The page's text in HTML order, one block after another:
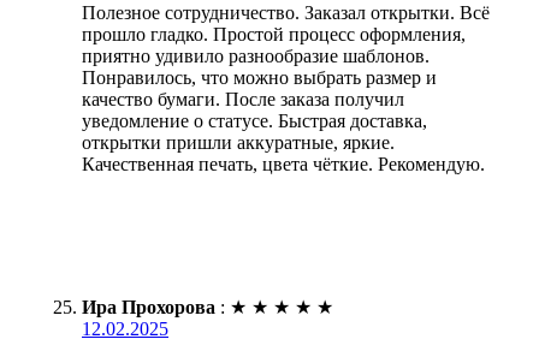
Полезное сотрудничество. Заказал открытки. Всё
прошло гладко. Простой процесс оформления,
приятно удивило разнообразие шаблонов.
Понравилось, что можно выбрать размер и
качество бумаги. После заказа получил
уведомление о статусе. Быстрая доставка,
открытки пришли аккуратные, яркие.
Качественная печать, цвета чёткие. Рекомендую.
Ира Прохорова : ★ ★ ★ ★ ★
12.02.2025